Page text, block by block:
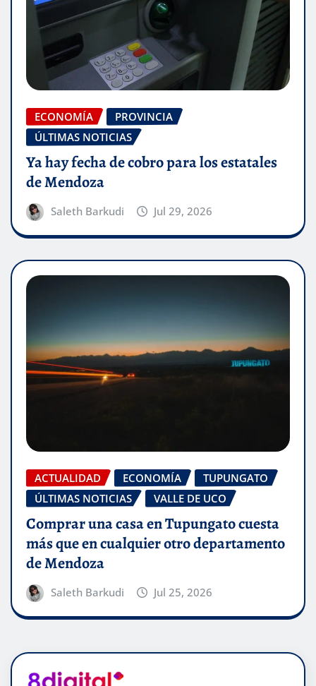
ECONOMÍA
PROVINCIA
ÚLTIMAS NOTICIAS
Ya hay fecha de cobro para los estatales
de Mendoza
Saleth Barkudi Jul 29, 2026
ACTUALIDAD ECONOMÍA
TUPUNGATO
ÚLTIMAS NOTICIAS
VALLE DE UCO
Comprar una casa en Tupungato cuesta
más que en cualquier otro departamento
de Mendoza
Saleth Barkudi Jul 25, 2026